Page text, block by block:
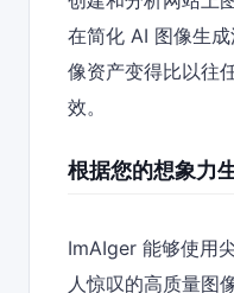
在简化 AI 图像生
像资产变得比以往
效。
根据您的想象力
ImAIger 能够使用
人惊叹的高质量图